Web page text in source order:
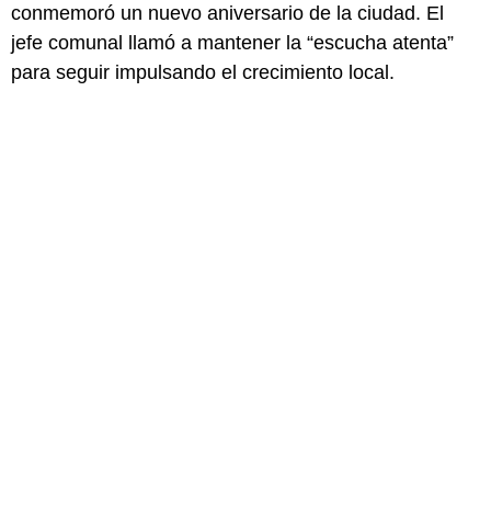
conmemoró un nuevo aniversario de la ciudad. El
jefe comunal llamó a mantener la “escucha atenta”
para seguir impulsando el crecimiento local.